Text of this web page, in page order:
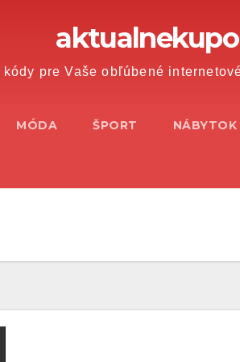
pre Vaše obľúbené
MÓDA ŠPORT NÁBYTOK